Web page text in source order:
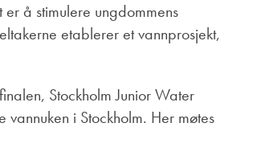
Styret
Juniorvannprisen
å stimulere ungdommens
etablerer et vannprosjekt,
Stockholm Junior Water
i Stockholm. Her møtes